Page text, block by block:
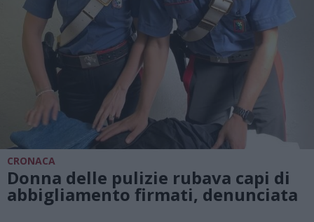
CRONACA
Donna delle pulizie rubava capi di
abbigliamento firmati, denunciata